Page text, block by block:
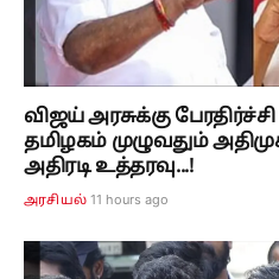
விஜய் அரசுக்கு
தமிழகம் முழுவதும்
அதிரடி உத்தரவு...!
அரசியல் 11 hours ago